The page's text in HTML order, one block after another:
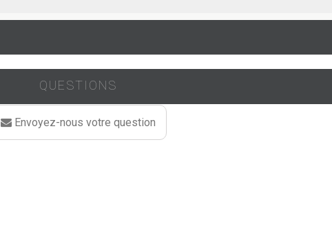
QUESTIONS
Envoyez-nous votre question